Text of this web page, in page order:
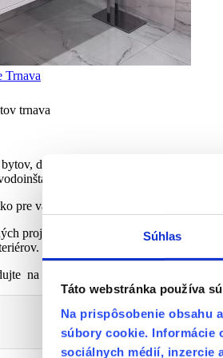
Súhlas
Táto webstránka používa
Na prispôsobenie obsahu
súbory cookie. Informácie
sociálnych médií, inzercie
domov, bytových jadier či kúpeľní
práce, podlahy, obklady,
pre vás vieme zabezpečiť, pozrite si
projektov, ktoré si môžete pozrieť v
Kontaktujte nás a naša
na
Hľadáte